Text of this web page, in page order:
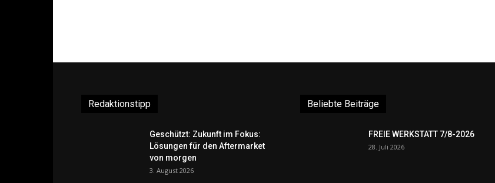
Redaktionstipp
Geschützt: Zukunft im Fokus:
Lösungen für den Aftermarket
von morgen
3. August 2026
Beliebte Beiträge
FREIE WERKSTATT 7/8-2026
28. Juli 2026